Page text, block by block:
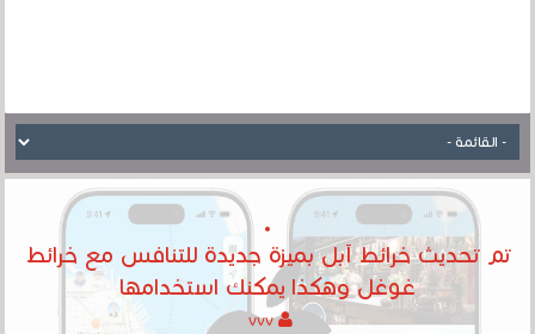
تم تحديث خرائط آبل بميزة جديدة للتنافس مع خرائط
غوغل وهكذا يمكنك استخدامها
vvv